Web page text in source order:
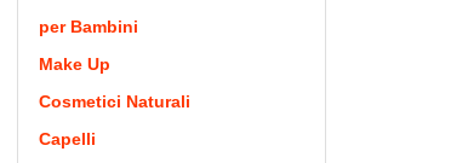
per Bambini
Make Up
Cosmetici Naturali
Capelli